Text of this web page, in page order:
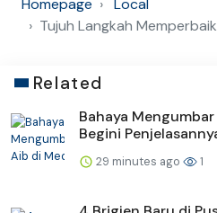
Tujuh Langkah
Related
Bahaya
Begini
29 minutes ago 1